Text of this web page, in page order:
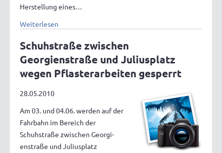
Herstellung eines…
Weiterlesen
Schuhstraße zwischen
Georgienstraße und Juliusplatz
wegen Pflasterarbeiten gesperrt
28.05.2010
Am 03. und 04.06. werden auf der
Fahrbahn im Bereich der
Schuhstraße zwischen Georgi-
enstraße und Juliusplatz